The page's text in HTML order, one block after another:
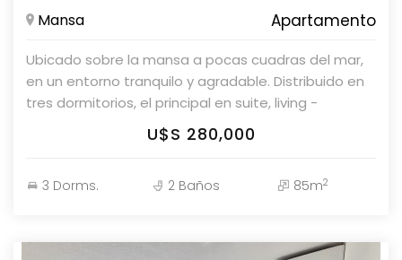
Mansa Apartamento
Ubicado sobre la mansa a pocas cuadras del mar,
en un entorno tranquilo y agradable. Distribuido en
tres dormitorios, el principal en suite, living -
comedor con estufa a leña, balcón con parrillero
propio y cocina completa con terraza lavadero.
techada
U$S 280,000
3 Dorms. 2 Baños 85m2